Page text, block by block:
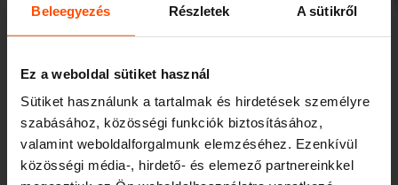
Beleegyezés Részletek A sütikről
Ez a weboldal sütiket használ
Sütiket használunk a tartalmak és hirdetések személyre
szabásához, közösségi funkciók biztosításához,
valamint weboldalforgalmunk elemzéséhez. Ezenkívül
közösségi média-, hirdető- és elemező partnereinkkel
Újdonságok